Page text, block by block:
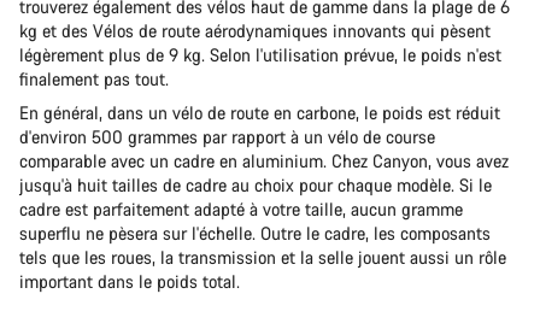
trouverez également des vélos haut de gamme dans la plage de 6
kg et des Vélos de route aérodynamiques innovants qui pèsent
légèrement plus de 9 kg. Selon l'utilisation prévue, le poids n'est
finalement pas tout.
En général, dans un vélo de route en carbone, le poids est réduit
d'environ 500 grammes par rapport à un vélo de course
comparable avec un cadre en aluminium. Chez Canyon, vous avez
jusqu'à huit tailles de cadre au choix pour chaque modèle. Si le
cadre est parfaitement adapté à votre taille, aucun gramme
superflu ne pèsera sur l'échelle. Outre le cadre, les composants
tels que les roues, la transmission et la selle jouent aussi un rôle
important dans le poids total.